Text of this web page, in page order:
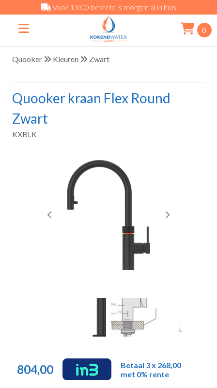
Voor 13:00 besteld is morgen al in huis
0
Quooker Kleuren Zwart
Quooker kraan Flex Round
Zwart
KXBLK
804,00
Betaal 3 x 268,00
met 0% rente